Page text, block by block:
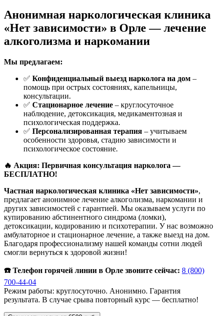
Анонимная наркологическая клиника
«Нет зависимости» в Орле — лечение
алкоголизма и наркомании
Мы предлагаем:
✅ Конфиденциальный выезд нарколога на дом –
помощь при острых состояниях, капельницы,
консультации.
✅ Стационарное лечение – круглосуточное
наблюдение, детоксикация, медикаментозная и
психологическая поддержка.
✅ Персонализированная терапия – учитываем
особенности здоровья, стадию зависимости и
психологическое состояние.
🔥 Акция: Первичная консультация нарколога —
БЕСПЛАТНО!
Частная наркологическая клиника «Нет зависимости»,
предлагает анонимное лечение алкоголизма, наркомании и
других зависимостей с гарантией. Мы оказываем услуги по
купированию абстинентного синдрома (ломки),
детоксикации, кодированию и психотерапии. У нас возможно
амбулаторное и стационарное лечение, а также выезд на дом.
Благодаря профессионализму нашей команды сотни людей
смогли вернуться к здоровой жизни!
☎️ Телефон горячей линии в Орле звоните сейчас: 8 (800)
700-44-04
Режим работы: круглосуточно. Анонимно. Гарантия
результата. В случае срыва повторный курс — бесплатно!